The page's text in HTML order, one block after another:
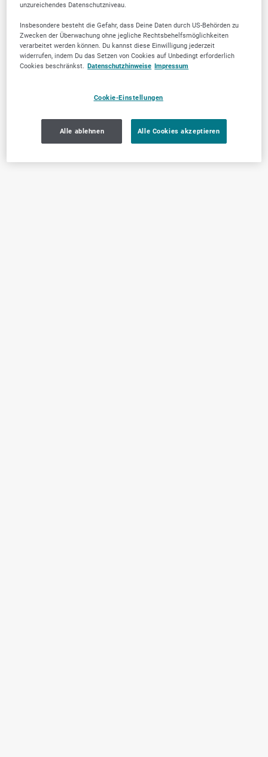
unzureichendes Datenschutzniveau.
Insbesondere besteht die Gefahr, dass Deine Daten durch US-Behörden zu
Zwecken der Überwachung ohne jegliche Rechtsbehelfsmöglichkeiten
verarbeitet werden können. Du kannst diese Einwilligung jederzeit
widerrufen, indem Du das Setzen von Cookies auf Unbedingt erforderlich
Cookies beschränkst. Datenschutzhinweise Impressum
Cookie-Einstellungen
Alle ablehnen Alle Cookies akzeptieren